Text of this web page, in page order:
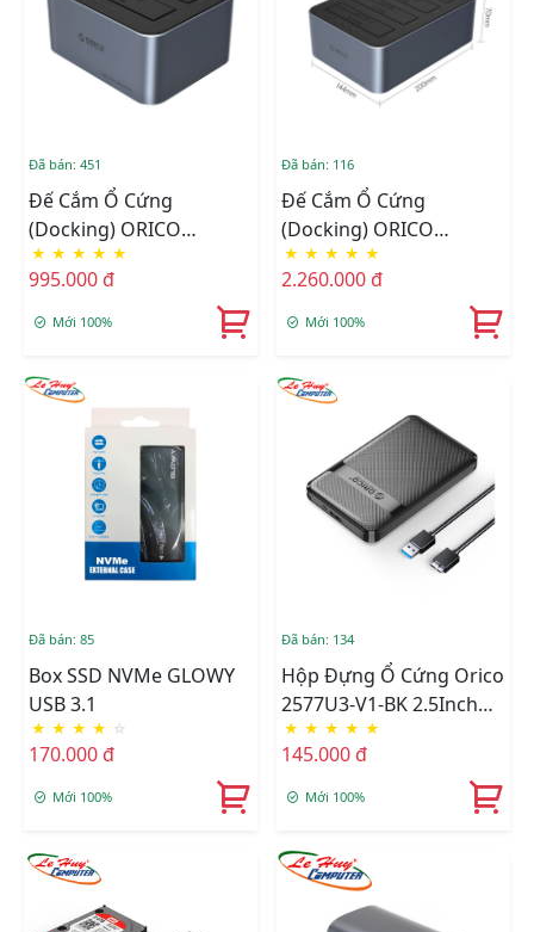
Đã bán: 451
Đế Cắm Ổ Cứng
(Docking) ORICO
6626C3-C-V1-EU-GY-BP-
HW 2 Khe Cắm Type-C
USB 3.2 Gen1
★ ★ ★ ★ ★
995.000 đ
Mới 100%
Đã bán: 116
Đế Cắm Ổ Cứng
(Docking) ORICO
6656C3-C-EU-GY-BP 4
Khe Cắm TypeC USB 3.2
Gen1
★ ★ ★ ★ ★
2.260.000 đ
Mới 100%
Đã bán: 85
Box SSD NVMe GLOWY
USB 3.1
★ ★ ★ ★ ☆
170.000 đ
Mới 100%
Đã bán: 134
Hộp Đựng Ổ Cứng Orico
2577U3-V1-BK 2.5Inch
USB3.0
★ ★ ★ ★ ★
145.000 đ
Mới 100%